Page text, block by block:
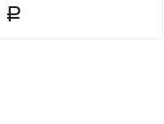
Р